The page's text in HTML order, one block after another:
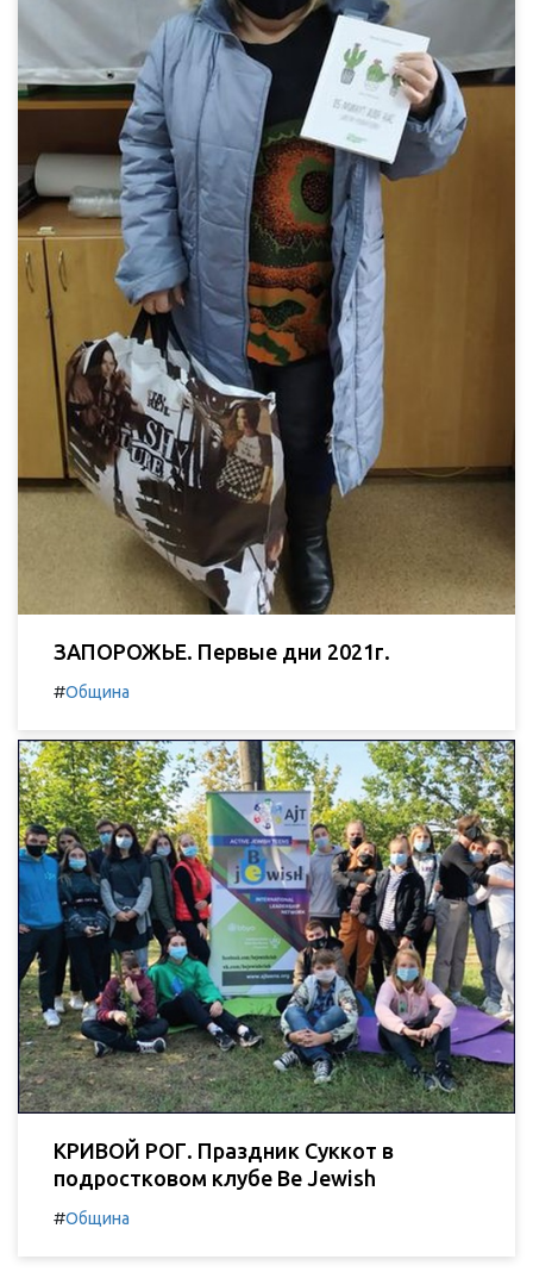
ЗАПОРОЖЬЕ. Первые дни 2021г.
#Община
КРИВОЙ РОГ. Праздник Суккот в
подростковом клубе Be Jewish
#Община